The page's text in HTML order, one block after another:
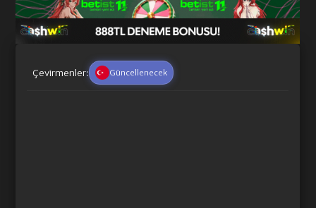
Çevirmenler: Güncellenecek